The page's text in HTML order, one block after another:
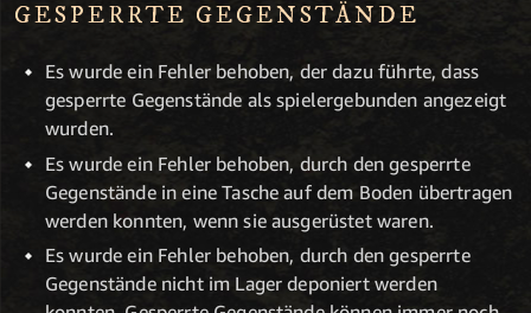
GESPERRTE GEGENSTÄNDE
Es wurde ein Fehler behoben, der dazu führte, dass
gesperrte Gegenstände als spielergebunden angezeigt
wurden.
Es wurde ein Fehler behoben, durch den gesperrte
Gegenstände in eine Tasche auf dem Boden übertragen
werden konnten, wenn sie ausgerüstet waren.
Es wurde ein Fehler behoben, durch den gesperrte
Gegenstände nicht im Lager deponiert werden